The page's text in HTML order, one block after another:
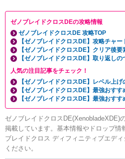
ゼノブレイドクロスDEの攻略情報
ゼノブレイドクロスDE 攻略TOP
【ゼノブレイドクロスDE】攻略チャー
【ゼノブレイドクロスDE】クリア後要
【ゼノブレイドクロスDE】取り返しの
人気の注目記事をチェック！
【ゼノブレイドクロスDE】レベル上
【ゼノブレイドクロスDE】最強おすす
【ゼノブレイドクロスDE】最強おすす
ゼノブレイドクロスDE(XenobladeXDE)
掲載しています。基本情報やドロップ情
ブレイドクロス ディフィニティブエデ
ください。